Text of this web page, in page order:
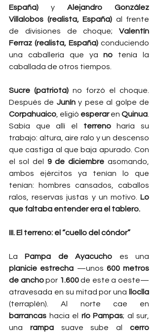
España) y Alejandro González
Villalobos (realista, España) al frente
de divisiones de choque; Valentín
Ferraz (realista, España) conduciendo
una caballería que ya no tenía la
caballada de otros tiempos.
Sucre (patriota) no forzó el choque.
Después de Junín
Corpahuaico , eligió esperar en Quinua
Sabía que allí el terreno haría su
trabajo: altura, aire ralo y un descenso
que castiga al que baja apurado. Con
el sol del 9 de diciembre asomando,
ambos ejércitos ya tenían lo que
tenían: hombres cansados, caballos
ralos, reservas justas y un motivo. Lo
que faltaba entender era el tablero.
III. El terreno: el “cuello del cóndor”
La Pampa de Ayacucho
planicie estrecha —unos 600 metros
de ancho por 1.600 de este a oeste—
atravesada en su mitad por una
lloclla
barrancas hacia el río Pampas; al sur,
una rampa suave sube al cerro